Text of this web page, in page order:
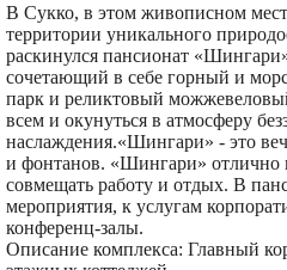
В Сукко, в этом живописном
территории уникального
раскинулся пансионат
сочетающий в себе горный и
парк и реликтовый
всем и окунуться в атмосферу
наслаждения.«Шингари» - это
и фонтанов. «Шингари» отлично
совмещать работу и отдых. В
мероприятия, к услугам
конференц-залы.
Описание комплекса: Главный